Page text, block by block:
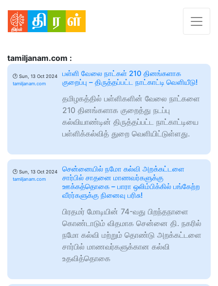
tamiljanam.com :
🕑 Sun, 13 Oct 2024
tamiljanam.com
பள்ளி வேலை நாட்கள் 210 தினங்களாக
குறைப்பு – திருத்தப்பட்ட நாட்காட்டி வெளியீடு!
தமிழகத்தில் பள்ளிகளின் வேலை நாட்களை
210 தினங்களாக குறைத்து நடப்பு
கல்வியாண்டின் திருத்தப்பட்ட நாட்காட்டியை
பள்ளிக்கல்வித் துறை வெளியிட்டுள்ளது.
🕑 Sun, 13 Oct 2024
tamiljanam.com
சென்னையில் நமோ கல்வி அறக்கட்டளை
சார்பில் சாதனை மாணவர்களுக்கு
ஊக்கத்தொகை – பாரா ஒலிம்பிக்கில் பங்கேற்ற
வீரர்களுக்கு நினைவு பரிசு!
பிரதமர் மோடியின் 74-வது பிறந்தநாளை
கொண்டாடும் விதமாக சென்னை தி. நகரில்
நமோ கல்வி மற்றும் தொண்டு அறக்கட்டளை
சார்பில் மாணவர்களுக்கான கல்வி
உதவித்தொகை